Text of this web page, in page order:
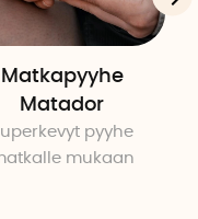
Matkapyyhe
Matador
pyyhe
mukaan